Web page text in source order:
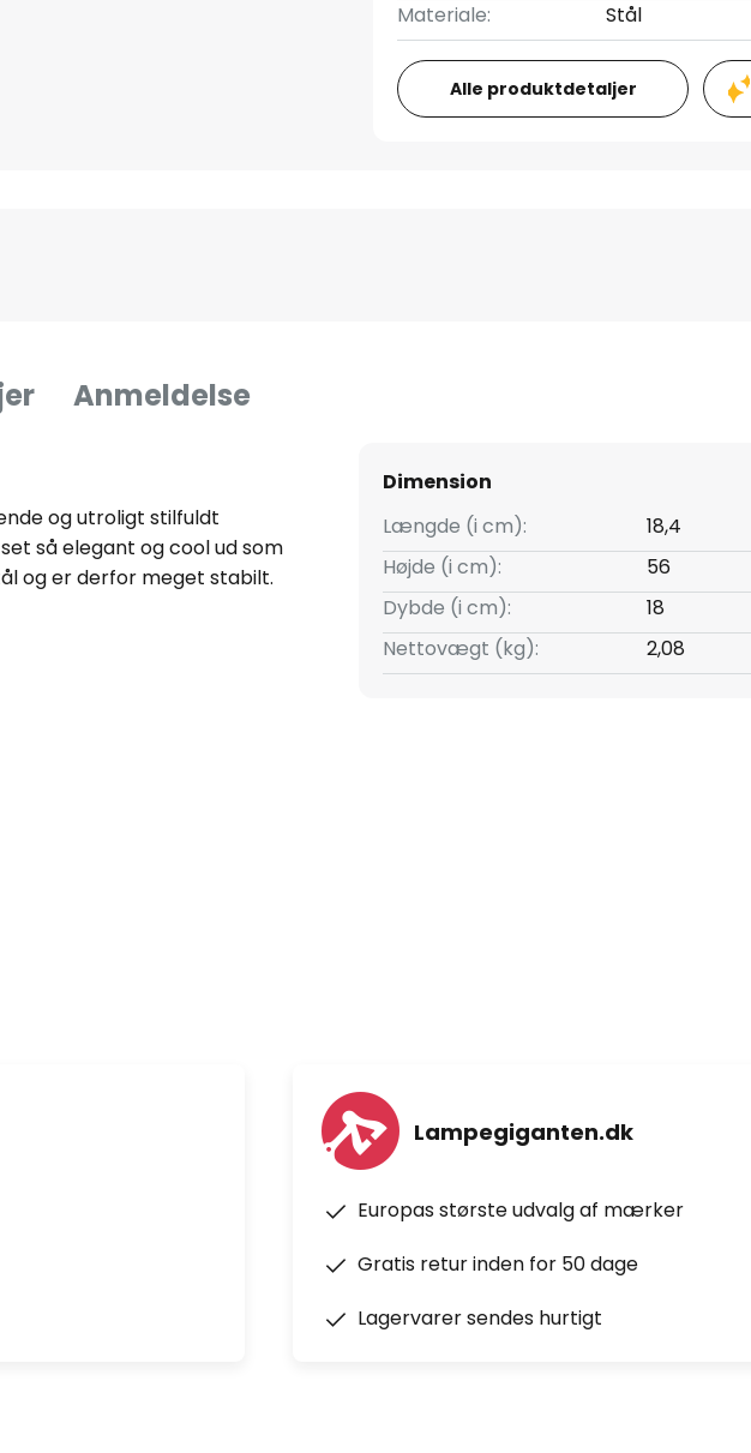
Materiale:
Stål
Alle produktdetaljer
Anmeldelse
og utroligt stilfuldt
så elegant og cool ud som
og er derfor meget stabilt.
udtryk får en luftig og
bruge en fugtig klud med
af med en blød, tør klud,
Dimension
Længde (i cm):
18,4
Højde (i cm):
56
Dybde (i cm):
18
Nettovægt (kg):
2,08
Lampegiganten.dk
Europas største udvalg af mærker
Gratis retur inden for 50 dage
Lagervarer sendes hurtigt